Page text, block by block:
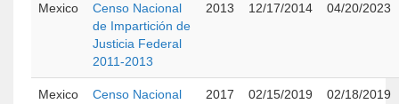
Mexico
Censo Nacional
de Impartición de
Justicia Federal
2011-2013
2013 12/17/2014 04/20/2023
Mexico
Censo Nacional
2017 02/15/2019 02/18/2019